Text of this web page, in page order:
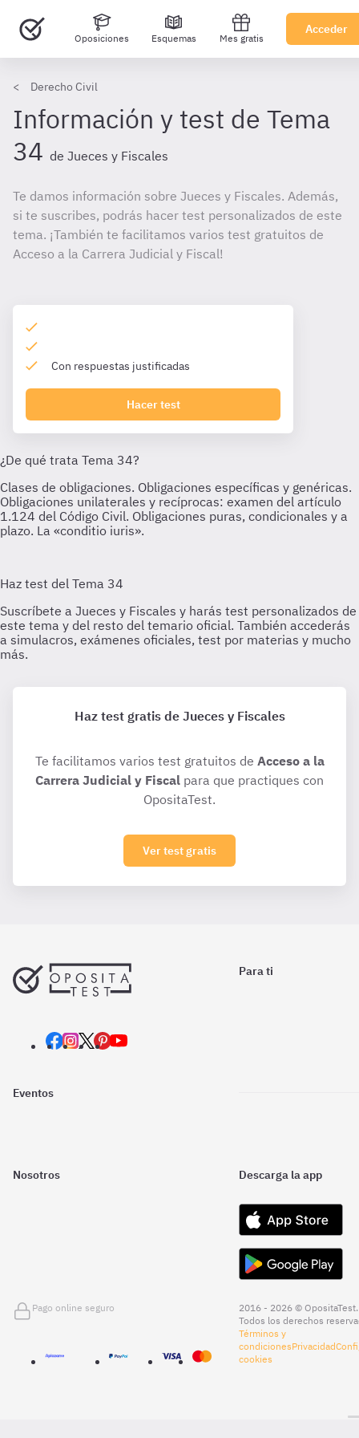
Oposiciones Esquemas Mes gratis
Acceder
Derecho Civil
Información y test de Tema
34 de Jueces y Fiscales
Te damos información sobre Jueces y Fiscales. Además,
si te suscribes, podrás hacer test personalizados de este
tema. ¡También te facilitamos varios test gratuitos de
Acceso a la Carrera Judicial y Fiscal!
Con respuestas justificadas
Hacer test
Haz test gratis de Jueces y Fiscales
Te facilitamos varios test gratuitos de Acceso a la
Carrera Judicial y Fiscal para que practiques con
OpositaTest.
Ver test gratis
Para ti
Eventos
Nosotros Descarga la app
Pago online seguro
2016 - 2026 © OpositaTest.
Todos los derechos
Términos y
condicionesPrivacidad
cookies